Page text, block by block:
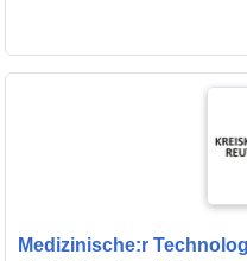
Medizinische:r